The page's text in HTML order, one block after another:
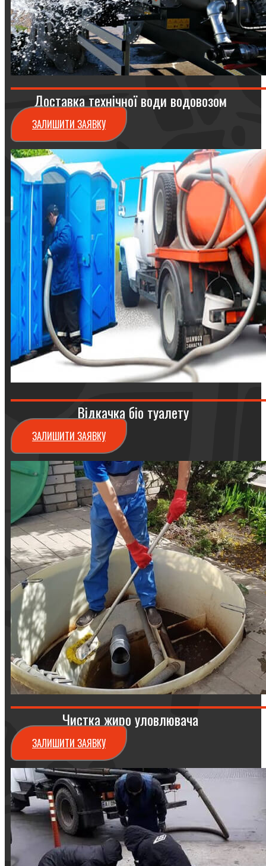
Доставка технічної води водовозом
ЗАЛИШИТИ ЗАЯВКУ
Відкачка біо туалету
ЗАЛИШИТИ ЗАЯВКУ
Чистка жиро уловлювача
ЗАЛИШИТИ ЗАЯВКУ